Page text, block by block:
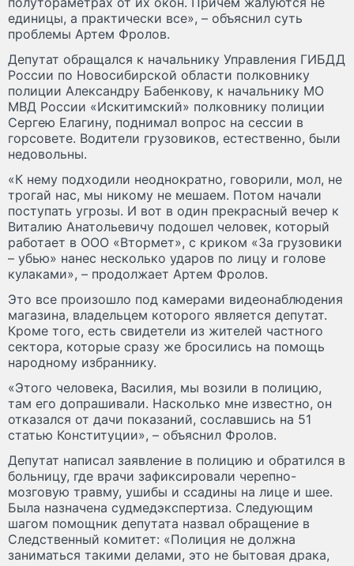
единицы, а практически все», – объяснил суть
проблемы Артем Фролов.
Депутат обращался к начальнику Управления ГИБДД
России по Новосибирской области полковнику
полиции Александру Бабенкову, к начальнику МО
МВД России «Искитимский» полковнику полиции
Сергею Елагину, поднимал вопрос на сессии в
горсовете. Водители грузовиков, естественно, были
недовольны.
«К нему подходили неоднократно, говорили, мол, не
трогай нас, мы никому не мешаем. Потом начали
поступать угрозы. И вот в один прекрасный вечер к
Виталию Анатольевичу подошел человек, который
работает в ООО «Втормет», с криком «За грузовики
– убью» нанес несколько ударов по лицу и голове
кулаками», – продолжает Артем Фролов.
Это все произошло под камерами видеонаблюдения
магазина, владельцем которого является депутат.
Кроме того, есть свидетели из жителей частного
сектора, которые сразу же бросились на помощь
народному избраннику.
«Этого человека, Василия, мы возили в полицию,
там его допрашивали. Насколько мне известно, он
отказался от дачи показаний, сославшись на 51
статью Конституции», – объяснил Фролов.
Депутат написал заявление в полицию и обратился в
больницу, где врачи зафиксировали черепно-
мозговую травму, ушибы и ссадины на лице и шее.
Была назначена судмедэкспертиза. Следующим
шагом помощник депутата назвал обращение в
Следственный комитет: «Полиция не должна
заниматься такими делами, это не бытовая драка,